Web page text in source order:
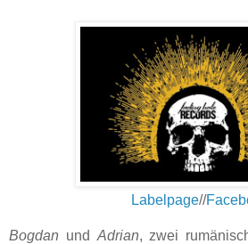
Labelpage//
Bogdan und Adrian, zwei